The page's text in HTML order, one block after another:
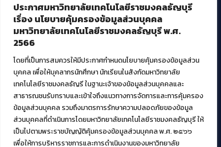
ประกาศมหาวิทยาลัยเทคโนโลยีราชมงคลธัญบุรี
เรื่อง นโยบายคุ้มครองข้อมูลส่วนบุคคล
มหาวิทยาลัยเทคโนโลยีราชมงคลธัญบุรี พ.ศ.
2566
โดยที่เป็นการสมควรให้มีประกาศกำหนดนโยบายคุ้มครองข้อมูลส่วน
บุคคล เพื่อให้บุคลากรนักศึกษา นักเรียนในสังกัดมหาวิทยาลัย
เทคโนโลยีราชมงคลธัญรี ในฐานะเจ้าของข้อมูลส่วนบุคคลและ
สาธารณชนรับทราบและเข้าใจถึงแนวทางการจัดการและการคุ้มครอง
ข้อมูลส่วนบุคคล รวมถึงมาตรการรักษาความปลอดภัยของข้อมูล
ส่วนบุคคลที่ดำเนินการโดยมหาวิทยาลัยเทคโนโลยีราชมงคลธัญบุรี ให้
เป็นไปตามพระราชบัญญัติคุ้มครองข้อมูลส่วนบุคคล พ.ศ. ๒๕๖๖
เพื่อให้การบริหารราชการและการดำเนินงานของมหาวิทยาลัย
บริการอื่นๆ ของ สวส.
ศูนย์สื่อดิจิทัล
ศูนย์นวัตกรรมและความรู้
สมัยใหม่ (MoSeC)
งานบริการวิชาการให้กับหน่วยงานภายนอก
โครงการส่งเสริมและพัฒนาผู้ประกอบการ SME โดย. มทร.ธัญบุรี
กิจกรรมการเชื่อมโยงเครือข่ายผู้ให้บริการเครื่องจักรกลทางการ
เกษตร ภายใต้โครงการส่งเสริมการรแปรรูปสินค้าเกษตรระดับชุมชน